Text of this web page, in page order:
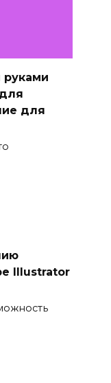
руками
для
Illustrator